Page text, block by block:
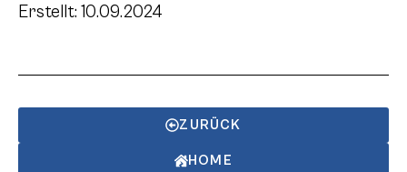
Erstellt: 10.09.2024
ZURÜCK
HOME